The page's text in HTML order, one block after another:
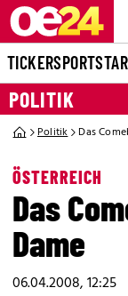
TICKERSPORT
POLITIK
Politik Das
ÖSTERREICH
Das
Dame
06.04.2008, 12:25